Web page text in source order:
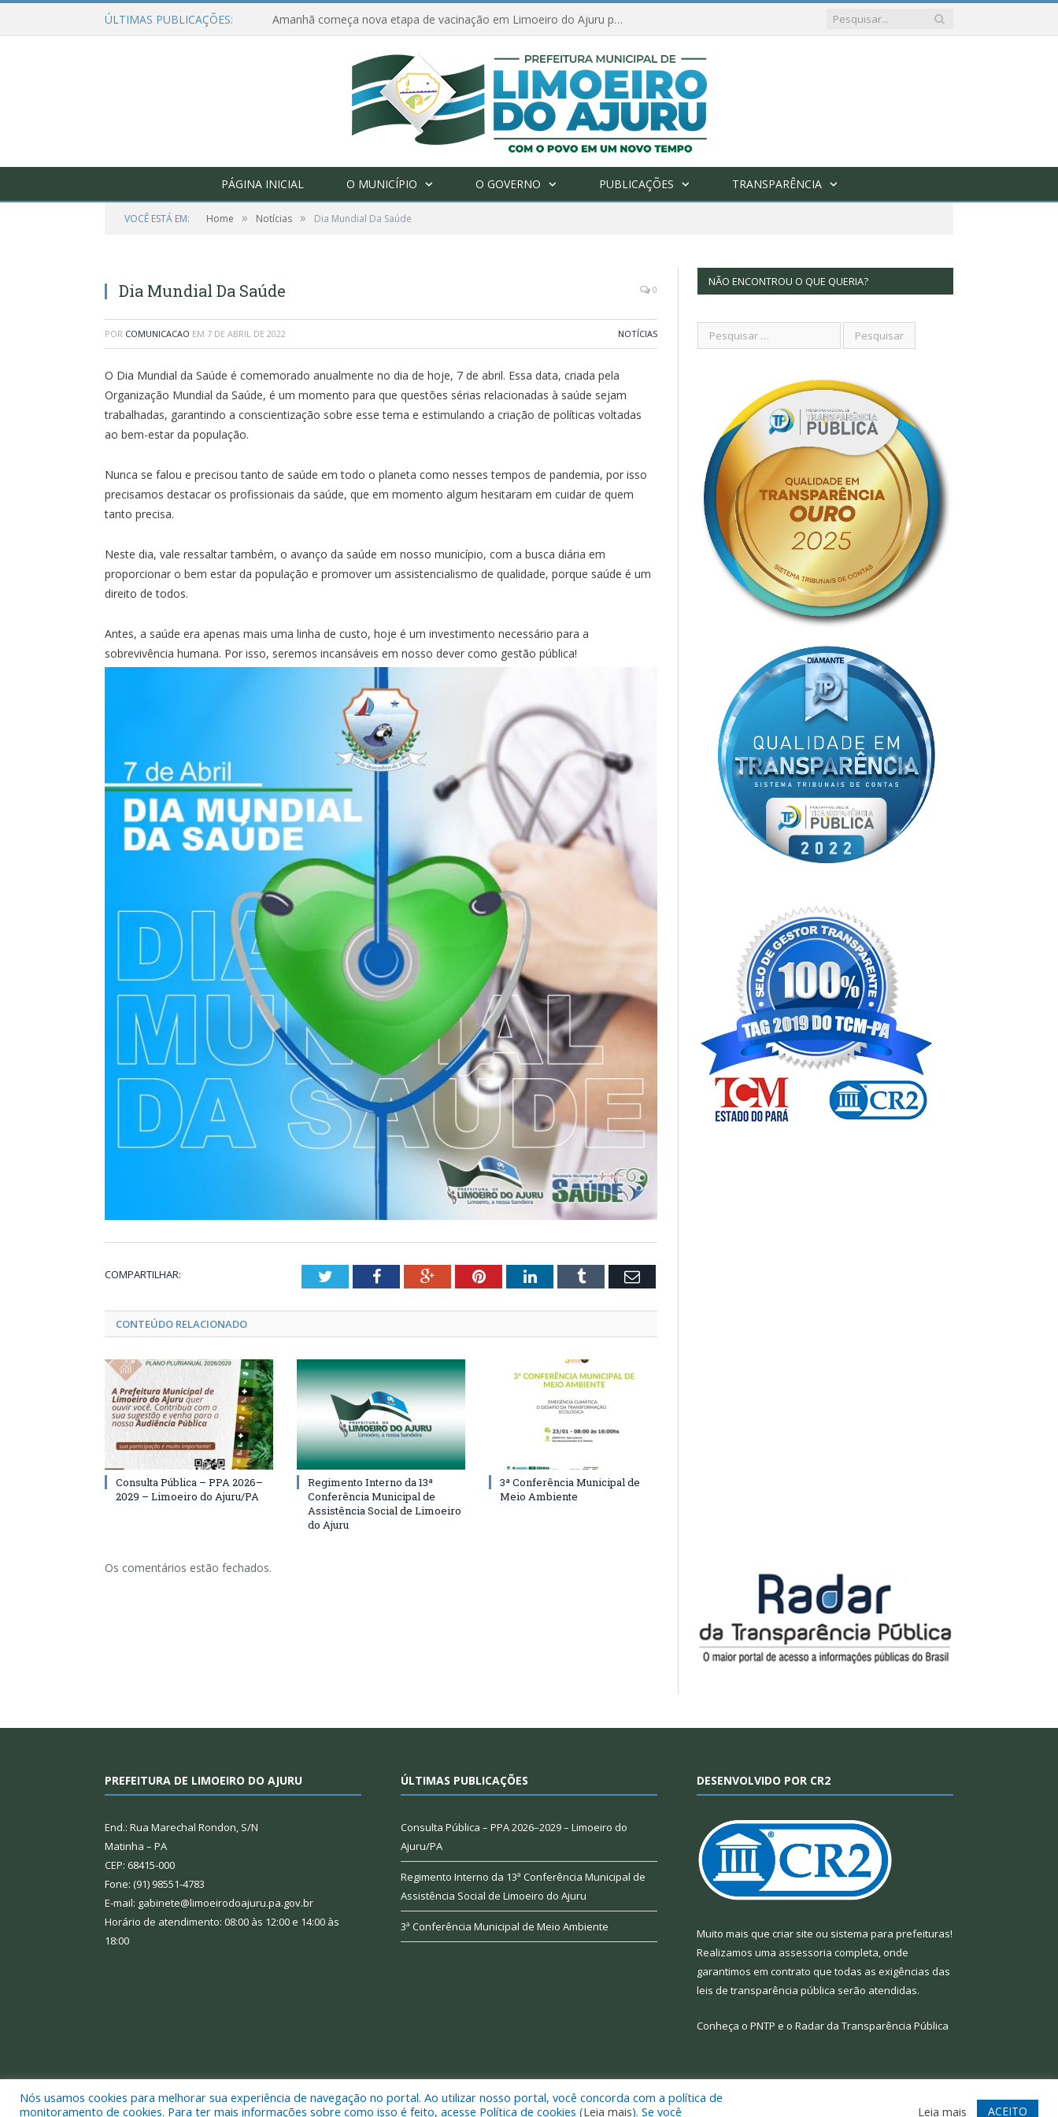
ÚLTIMAS PUBLICAÇÕES: Amanhã começa nova etapa de vacinação em Limoeiro do Ajuru para idosos com 65 ou mais
PÁGINA INICIAL O MUNICÍPIO O GOVERNO PUBLICAÇÕES TRANSPARÊNCIA
VOCÊ ESTÁ EM: Home » Notícias » Dia Mundial Da Saúde
Dia Mundial Da Saúde 0
POR COMUNICACAO EM 7 DE ABRIL DE 2022 NOTÍCIAS
O Dia Mundial da Saúde é comemorado anualmente no dia de hoje, 7 de abril. Essa data, criada pela
Organização Mundial da Saúde, é um momento para que questões sérias relacionadas à saúde sejam
trabalhadas, garantindo a conscientização sobre esse tema e estimulando a criação de políticas voltadas
ao bem-estar da população.
Nunca se falou e precisou tanto de saúde em todo o planeta como nesses tempos de pandemia, por isso
precisamos destacar os profissionais da saúde, que em momento algum hesitaram em cuidar de quem
tanto precisa.
Neste dia, vale ressaltar também, o avanço da saúde em nosso município, com a busca diária em
proporcionar o bem estar da população e promover um assistencialismo de qualidade, porque saúde é um
direito de todos.
Antes, a saúde era apenas mais uma linha de custo, hoje é um investimento necessário para a
sobrevivência humana. Por isso, seremos incansáveis em nosso dever como gestão pública!
COMPARTILHAR: TwitterFacebookGoogle+PinterestLinkedInTumblr Email
CONTEÚDO RELACIONADO
Consulta Pública – PPA 2026–
2029 – Limoeiro do Ajuru/PA
Regimento Interno da 13ª
Conferência Municipal de
Assistência Social de Limoeiro
do Ajuru
3ª Conferência Municipal de
Meio Ambiente
Os comentários estão fechados.
NÃO ENCONTROU O QUE QUERIA?
PREFEITURA DE LIMOEIRO DO AJURU
End.: Rua Marechal Rondon, S/N
Matinha – PA
CEP: 68415-000
Fone: (91) 98551-4783
E-mail: gabinete@limoeirodoajuru.pa.gov.br
Horário de atendimento: 08:00 às 12:00 e 14:00 às
18:00
ÚLTIMAS PUBLICAÇÕES
Consulta Pública – PPA 2026–2029 – Limoeiro do
Ajuru/PA
Regimento Interno da 13ª Conferência Municipal de
Assistência Social de Limoeiro do Ajuru
3ª Conferência Municipal de Meio Ambiente
DESENVOLVIDO POR CR2
Muito mais que criar site ou sistema para prefeituras!
Realizamos uma assessoria completa, onde
garantimos em contrato que todas as exigências das
leis de transparência pública serão atendidas.
Conheça o PNTP e o Radar da Transparência Pública
Todos os direitos reservados a Prefeitura Municipal de Limoeiro do Ajuru. Mapa do Site Acessar Webmail
Nós usamos cookies para melhorar sua experiência de navegação no portal. Ao utilizar nosso portal, você concorda com a política de
monitoramento de cookies. Para ter mais informações sobre como isso é feito, acesse Política de cookies (Leia mais). Se você Leia mais ACEITO